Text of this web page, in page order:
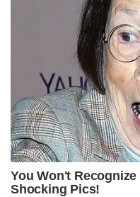
You Won't
Shocking Pics!